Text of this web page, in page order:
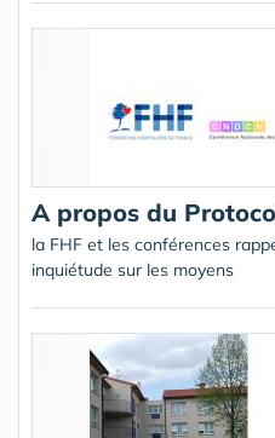
A propos du
la FHF et les conférences
inquiétude sur les moyens